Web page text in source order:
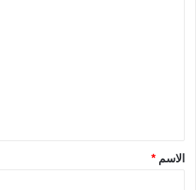
*الاسم *